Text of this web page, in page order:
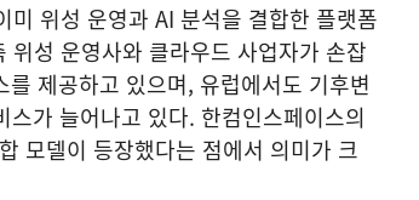
위성 운영과 AI 분석을 결합한 플랫폼
성 운영사와 클라우드 사업자가 손잡
제공하고 있으며, 유럽에서도 기후변
가 늘어나고 있다. 한컴인스페이스의
모델이 등장했다는 점에서 의미가 크